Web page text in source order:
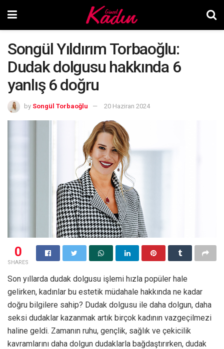
Songül Yıldırım Torbaoğlu:
Dudak dolgusu hakkında 6
yanlış 6 doğru
by Songül Torbaoğlu 20 Haziran 2024
0
SHARES
Son yıllarda dudak dolgusu işlemi hızla popüler hale
gelirken, kadınlar bu estetik müdahale hakkında ne kadar
doğru bilgilere sahip? Dudak dolgusu ile daha dolgun, daha
seksi dudaklar kazanmak artık birçok kadının vazgeçilmezi
haline geldi. Zamanın ruhu, gençlik, sağlık ve çekicilik
kavramlarını daha dolgun dudaklarla bağdaştırırken, dudak